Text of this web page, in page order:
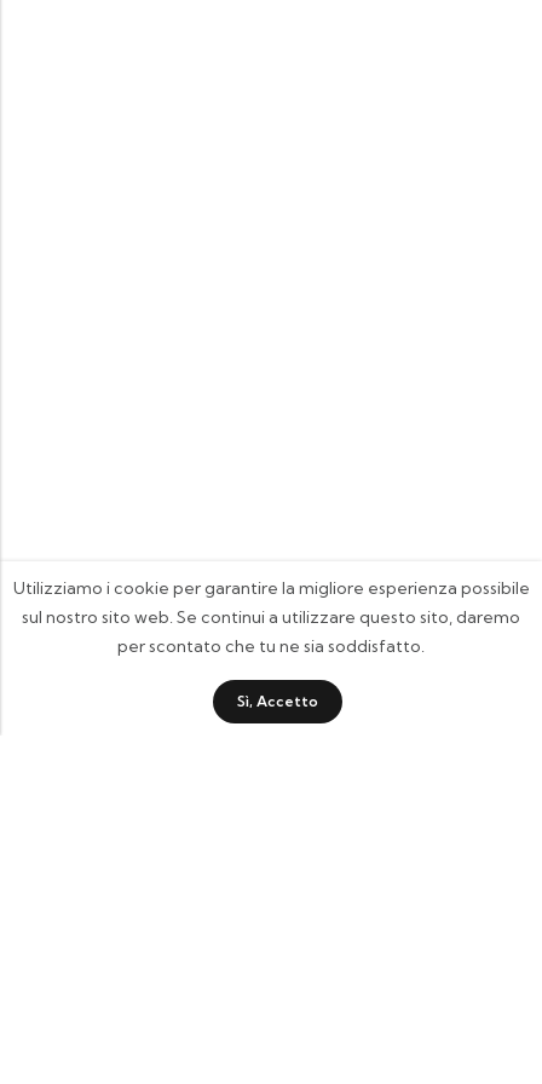
Utilizziamo i cookie per garantire la migliore esperienza possibile
sul nostro sito web. Se continui a utilizzare questo sito, daremo
per scontato che tu ne sia soddisfatto.
Sì, Accetto